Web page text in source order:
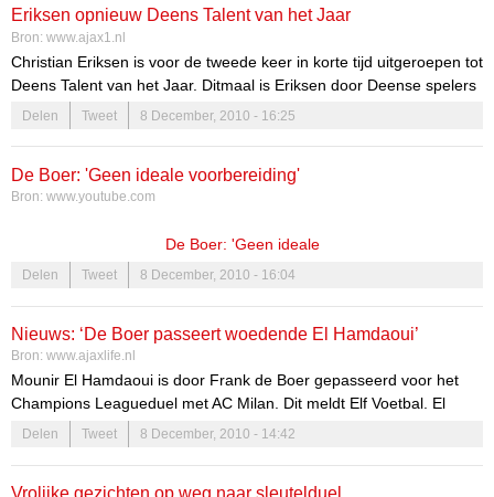
Momenteel is de trainer actief bij Ajax Cape Town. De
oefenmeester vindt het daar gezellig en ziet het dan ook niet zitten
om eventueel te vertrekken naar Nederland.
Eriksen opnieuw Deens Talent van het Jaar
Bron: www.ajax1.nl
Christian Eriksen is voor de tweede keer in korte tijd uitgeroepen tot
Deens Talent van het Jaar. Ditmaal is Eriksen door Deense spelers
gekozen tot meest talentvolle voetballer.
Delen Tweet 8 December, 2010 - 16:25
De Boer: 'Geen ideale voorbereiding'
Bron: www.youtube.com
De Boer: 'Geen ideale
voorbereiding'Frank de Boer staat op
tegen AC Milan Europees voetbal veilig
Delen Tweet 8 December, 2010 - 16:04
Nieuws: ‘De Boer passeert woedende El Hamdaoui’
Bron: www.ajaxlife.nl
Mounir El Hamdaoui is door Frank de Boer gepasseerd voor het
Champions Leagueduel met AC Milan. Dit meldt Elf Voetbal. El
Hamdaoui reageerde naar verluidt woedend op de beslissing van
de trainer. Miralem Sulejmani, Siem de Jong en Luis Suarez zullen
Delen Tweet 8 December, 2010 - 14:42
Vrolijke gezichten op weg naar sleutelduel